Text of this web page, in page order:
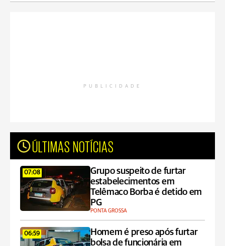
PUBLICIDADE
ÚLTIMAS NOTÍCIAS
07:08
Grupo suspeito de furtar
estabelecimentos em
Telêmaco Borba é detido em
PG
PONTA GROSSA
06:59
Homem é preso após furtar
bolsa de funcionária em